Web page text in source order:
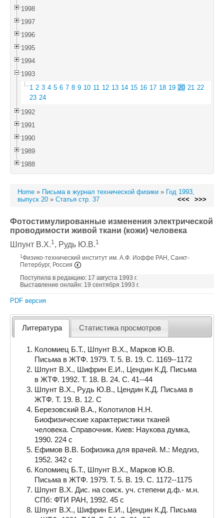
1998
1997
1996
1995
1994
1993
1 2 3 4 5 6 7 8 9 10 11 12 13 14 15 16 17 18 19 20 21 22
23 24
1992
1991
1990
1989
1988
Home » Письма в журнал технической физики » Год 1993,
выпуск 20 » Статья стр. 37 <<< >>>
Фотостимулированные изменения электрической
проводимости живой ткани (кожи) человека
Шпунт В.Х.1, Рудь Ю.В.1
1 Физико-технический институт им. А.Ф. Иоффе РАН, Санкт-
Петербург, Россия
Поступила в редакцию: 17 августа 1993 г.
Выставление онлайн: 19 сентября 1993 г.
PDF версия
Литература Статистика просмотров
Коломиец Б.Т., Шпунт В.Х., Марков Ю.В.
Письма в ЖТФ. 1979. Т. 5. В. 19. С. 1169--1172
Шпунт В.Х., Шифрин Е.И., Цендин К.Д. Письма
в ЖТФ. 1992. Т. 18. В. 24. С. 41--44
Шпунт В.Х., Рудь Ю.В., Цендин К.Д. Письма в
ЖТФ. Т. 19. В. 12. С
Березовский В.А., Колотилов Н.Н.
Биофизические характеристики тканей
человека. Справочник. Киев: Наукова думка,
1990. 224 с
Ефимов В.В. Бофизика для врачей. М.: Медгиз,
1952. 342 с
Коломиец Б.Т., Шпунт В.Х., Марков Ю.В.
Письма в ЖТФ. 1979. Т. 5. В. 19. С. 1172--1175
Шпунт В.Х. Дис. на соиск. уч. степени д.ф.- м.н.
СПб: ФТИ РАН, 1992. 45 с
Шпунт В.Х., Шифрин Е.И., Цендин К.Д. Письма